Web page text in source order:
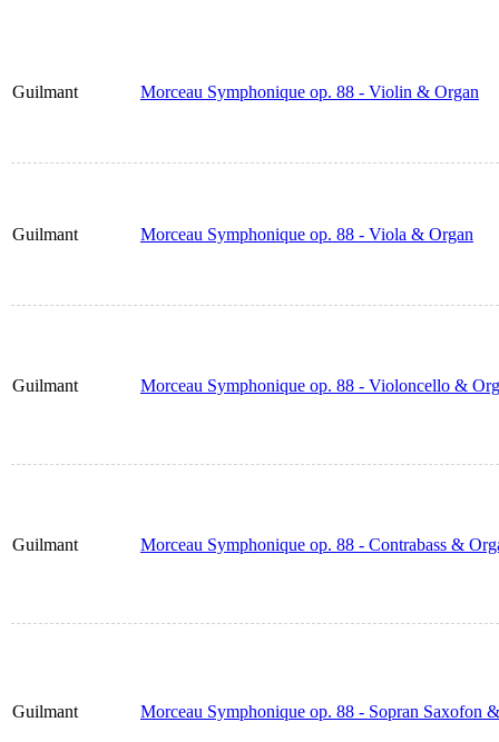
Guilmant Morceau Symphonique op. 88 - Violin & Organ
Guilmant Morceau Symphonique op. 88 - Viola & Organ
Guilmant Morceau Symphonique op. 88 - Violoncello &
Guilmant Morceau Symphonique op. 88 - Contrabass &
Guilmant Morceau Symphonique op. 88 - Sopran Saxofon